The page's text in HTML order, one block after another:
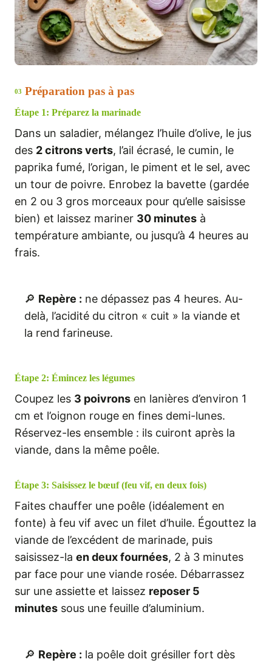
03 Préparation pas à pas
Étape 1: Préparez la marinade
Dans un saladier, mélangez l’huile d’olive, le jus
des 2 citrons verts, l’ail écrasé, le cumin, le
paprika fumé, l’origan, le piment et le sel, avec
un tour de poivre. Enrobez la bavette (gardée
en 2 ou 3 gros morceaux pour qu’elle saisisse
bien) et laissez mariner 30 minutes à
température ambiante, ou jusqu’à 4 heures au
frais.
🔎 Repère : ne dépassez pas 4 heures. Au-
delà, l’acidité du citron « cuit » la viande et
la rend farineuse.
Étape 2: Émincez les légumes
Coupez les 3 poivrons en lanières d’environ 1
cm et l’oignon rouge en fines demi-lunes.
Réservez-les ensemble : ils cuiront après la
viande, dans la même poêle.
Étape 3: Saisissez le bœuf (feu vif, en deux fois)
Faites chauffer une poêle (idéalement en
fonte) à feu vif avec un filet d’huile. Égouttez la
viande de l’excédent de marinade, puis
saisissez-la en deux fournées, 2 à 3 minutes
par face pour une viande rosée. Débarrassez
sur une assiette et laissez reposer 5
minutes sous une feuille d’aluminium.
🔎 Repère : la poêle doit grésiller fort dès